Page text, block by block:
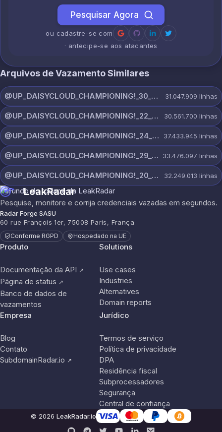
Pesquisar Agora
ou cadastre-se com
· antecipe-se aos atacantes
Arquivos de Vazamento Similares
@UP_DAISYCLOUD_CHAMPIONING!_30_JULY_5378_ON_CHANNEL.rar 31.047.909 linhas
@UP_DAISYCLOUD_CHAMPIONING!_22_JULY_5828_ON_CHANNEL.rar 30.561.700 linhas
@UP_DAISYCLOUD_CHAMPIONING!_24_JULY_5440_ON_CHANNEL.rar 37.433.945 linhas
@UP_DAISYCLOUD_CHAMPIONING!_29_JULY_5829_ON_CHANNEL.rar 33.476.097 linhas
@UP_DAISYCLOUD_CHAMPIONING!_20_JULY_5153_ON_CHANNEL.rar 32.249.013 linhas
LeakRadar
Pesquise, monitore e corrija credenciais vazadas em segundos.
Radar Forge SASU
60 rue François 1er, 75008 Paris, França
Conforme RGPD Hospedado na UE
Produto
Documentação da API ↗
Página de status ↗
Banco de dados de
vazamentos
Solutions
Use cases
Industries
Alternatives
Domain reports
Empresa
Blog
Contato
SubdomainRadar.io ↗
Jurídico
Termos de serviço
Política de privacidade
DPA
Residência fiscal
Subprocessadores
Segurança
Central de confiança
© 2026 LeakRadar.io